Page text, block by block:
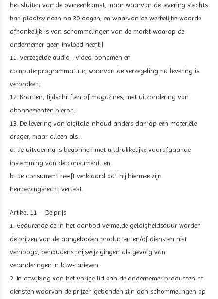
het sluiten van de overeenkomst, maar waarvan de levering slechts
kan plaatsvinden na 30 dagen, en waarvan de werkelijke waarde
afhankelijk is van schommelingen van de markt waarop de
ondernemer geen invloed heeft;|
11. Verzegelde audio-, video-opnamen en
computerprogrammatuur, waarvan de verzegeling na levering is
verbroken;
12. Kranten, tijdschriften of magazines, met uitzondering van
abonnementen hierop;
13. De levering van digitale inhoud anders dan op een materiële
drager, maar alleen als:
a. de uitvoering is begonnen met uitdrukkelijke voorafgaande
instemming van de consument; en
b. de consument heeft verklaard dat hij hiermee zijn
herroepingsrecht verliest.
Artikel 11 – De prijs
1. Gedurende de in het aanbod vermelde geldigheidsduur worden
de prijzen van de aangeboden producten en/of diensten niet
verhoogd, behoudens prijswijzigingen als gevolg van
veranderingen in btw-tarieven.
2. In afwijking van het vorige lid kan de ondernemer producten of
diensten waarvan de prijzen gebonden zijn aan schommelingen op